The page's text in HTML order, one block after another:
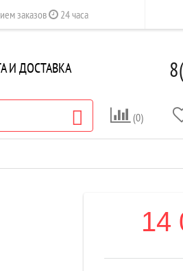
заказов 24 часа
И ДОСТАВКА
(0)
14